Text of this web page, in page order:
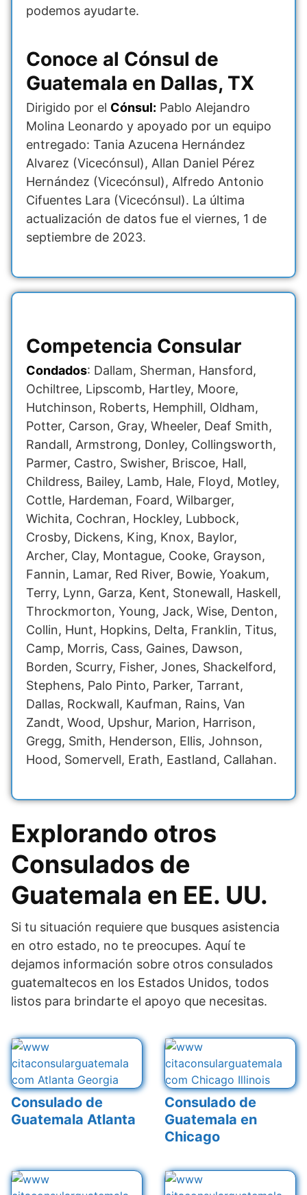
podemos ayudarte.
Conoce al Cónsul de
Guatemala en Dallas, TX
Dirigido por el Cónsul: Pablo Alejandro
Molina Leonardo y apoyado por un equipo
entregado: Tania Azucena Hernández
Alvarez (Vicecónsul), Allan Daniel Pérez
Hernández (Vicecónsul), Alfredo Antonio
Cifuentes Lara (Vicecónsul). La última
actualización de datos fue el viernes, 1 de
septiembre de 2023.
Competencia Consular
Condados: Dallam, Sherman, Hansford,
Ochiltree, Lipscomb, Hartley, Moore,
Hutchinson, Roberts, Hemphill, Oldham,
Potter, Carson, Gray, Wheeler, Deaf Smith,
Randall, Armstrong, Donley, Collingsworth,
Parmer, Castro, Swisher, Briscoe, Hall,
Childress, Bailey, Lamb, Hale, Floyd, Motley,
Cottle, Hardeman, Foard, Wilbarger,
Wichita, Cochran, Hockley, Lubbock,
Crosby, Dickens, King, Knox, Baylor,
Archer, Clay, Montague, Cooke, Grayson,
Fannin, Lamar, Red River, Bowie, Yoakum,
Terry, Lynn, Garza, Kent, Stonewall, Haskell,
Throckmorton, Young, Jack, Wise, Denton,
Collin, Hunt, Hopkins, Delta, Franklin, Titus,
Camp, Morris, Cass, Gaines, Dawson,
Borden, Scurry, Fisher, Jones, Shackelford,
Stephens, Palo Pinto, Parker, Tarrant,
Dallas, Rockwall, Kaufman, Rains, Van
Zandt, Wood, Upshur, Marion, Harrison,
Gregg, Smith, Henderson, Ellis, Johnson,
Hood, Somervell, Erath, Eastland, Callahan.
Explorando otros
Consulados de
Guatemala en EE. UU.
Si tu situación requiere que busques asistencia
en otro estado, no te preocupes. Aquí te
dejamos información sobre otros consulados
guatemaltecos en los Estados Unidos, todos
listos para brindarte el apoyo que necesitas.
Consulado de
Guatemala Atlanta
Consulado de
Guatemala en
Chicago